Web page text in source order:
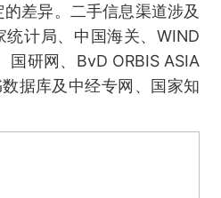
差异。二手信息渠道涉及
统计局、中国海关、WIND
国研网、BvD ORBIS ASIA
据库及中经专网、国家知